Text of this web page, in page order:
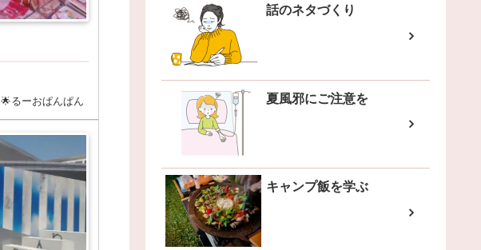
🌟るーおぱんぱん
話のネタづくり
夏風邪にご注意を
キャンプ飯を学ぶ